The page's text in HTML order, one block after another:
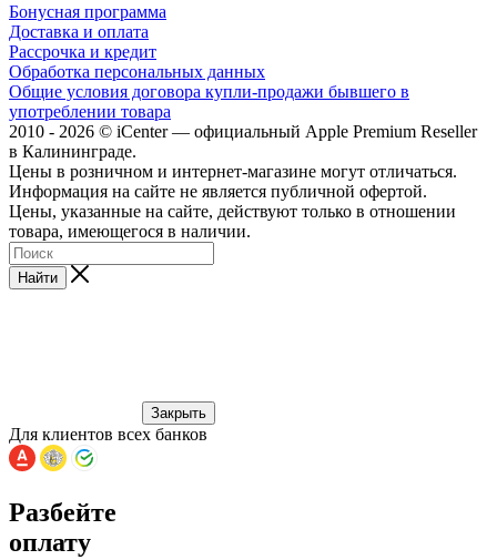
Бонусная программа
Доставка и оплата
Рассрочка и кредит
Обработка персональных данных
Общие условия договора купли-продажи бывшего в
употреблении товара
2010 - 2026 © iCenter — официальный Apple Premium Reseller
в Калининграде.
Цены в розничном и интернет-магазине могут отличаться.
Информация на сайте не является публичной офертой.
Цены, указанные на сайте, действуют только в отношении
товара, имеющегося в наличии.
Найти
Закрыть
Для клиентов всех банков
Разбейте
оплату